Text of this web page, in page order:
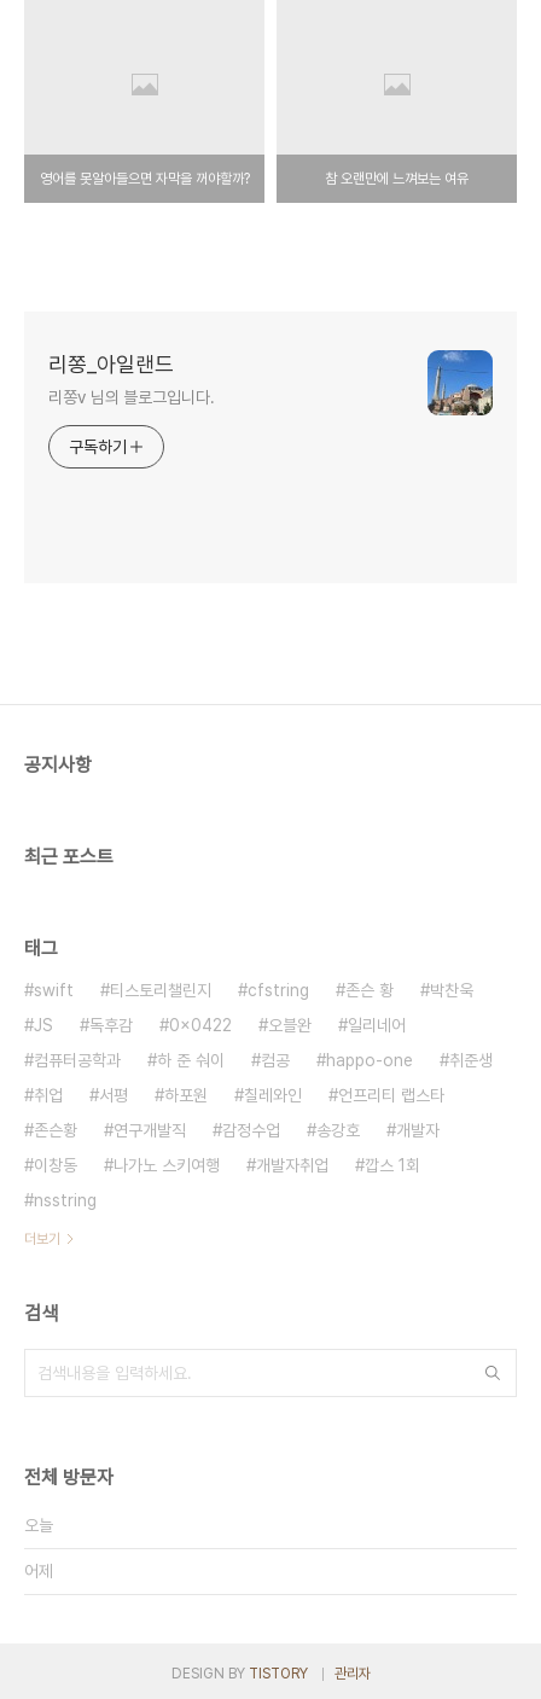
영어를 못알아들으면 자막을 꺼야할까? 참 오랜만에 느껴보는 여유
리쫑_아일랜드
리쫑v 님의 블로그입니다.
구독하기
공지사항
최근 포스트
태그
swift 티스토리챌린지 cfstring 존슨 황
박찬욱
JS
독후감 0x0422 오블완
일리네어
컴퓨터공학과
하 준 숴이 컴공 happo-one
취준생
취업
서평 하포원 칠레와인
언프리티 랩스타
존슨황
연구개발직 감정수업 송강호
개발자
이창동
나가노 스키여행 개발자취업
깝스 1회
nsstring
더보기
검색
전체 방문자
오늘
어제
DESIGN BY TISTORY 관리자